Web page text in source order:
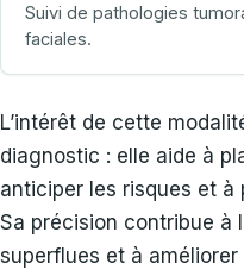
Suivi de pathologies
faciales.
L’intérêt de cette
diagnostic : elle aide à
anticiper les risques et à
Sa précision contribue à
superflues et à